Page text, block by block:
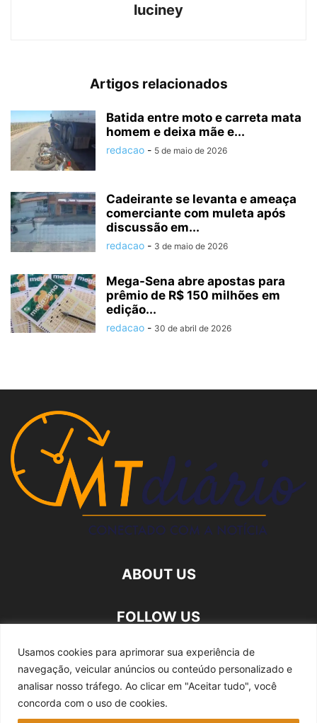
Usamos cookies para aprimorar sua experiência de
navegação, veicular anúncios ou conteúdo personalizado e
analisar nosso tráfego. Ao clicar em "Aceitar tudo", você
concorda com o uso de cookies.
luciney
Artigos relacionados
Batida entre moto e carreta mata
homem e deixa mãe e...
redacao - 5 de maio de 2026
Cadeirante se levanta e ameaça
comerciante com muleta após
discussão em...
redacao - 3 de maio de 2026
Mega-Sena abre apostas para
prêmio de R$ 150 milhões em
edição...
redacao - 30 de abril de 2026
ABOUT US
FOLLOW US
Quem somos Expediente Fale Conosco